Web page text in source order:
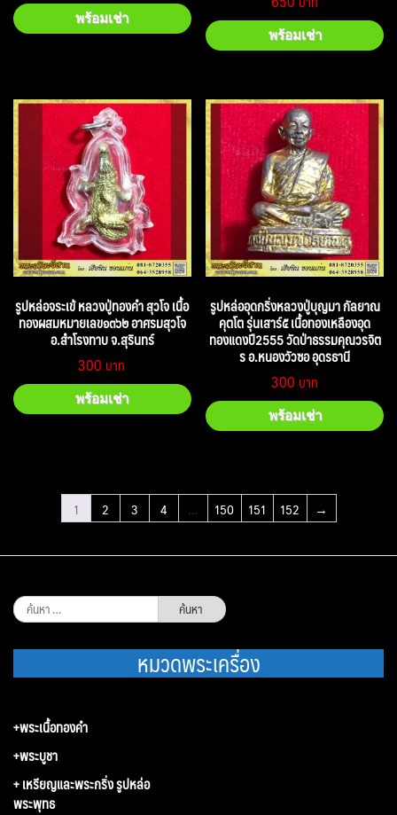
พร้อมเช่า
พร้อมเช่า
รูปหล่อจระเข้ หลวงปู่ทองคำ สุวโจ เนื้อ
ทองผสมหมายเลข๑๓๖๒ อาศรมสุวโจ
อ.สำโรงทาบ จ.สุรินทร์
300
พร้อมเช่า
รูปหล่ออุดกริ่งหลวงปู่บุญมา กัลยาณ
คุตโต รุ่นเสาร์๕ เนื้อทองเหลืองอุด
ทองแดงปี2555 วัดป่าธรรมคุณวรจิต
ร อ.หนองวัวซอ อุดรธานี
300
พร้อมเช่า
1 2 3 4 … 150 151 152 →
ค้นหา
สำหรับ:
หมวดพระเครื่อง
+พระเนื้อทองคำ
+พระบูชา
+ เหรียญและพระกริ่ง รูปหล่อ
พระพุทธ